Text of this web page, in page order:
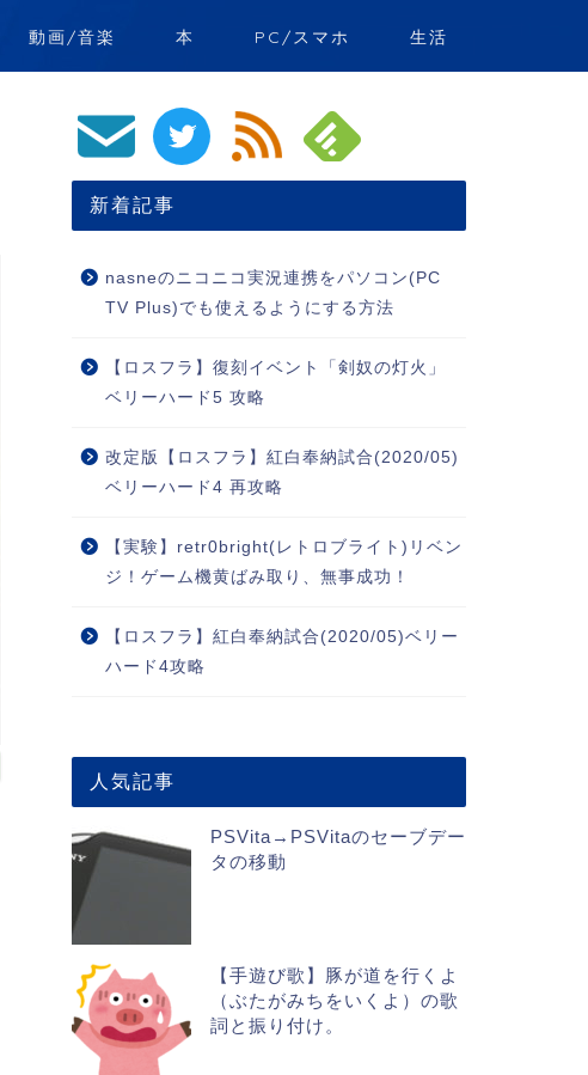
動画/音楽 本 PC/スマホ 生活
新着記事
nasneのニコニコ実況連携をパソコン(PC
TV Plus)でも使えるようにする方法
【ロスフラ】復刻イベント「剣奴の灯火」
ベリーハード5 攻略
改定版【ロスフラ】紅白奉納試合(2020/05)
ベリーハード4 再攻略
【実験】retr0bright(レトロブライト)リベン
ジ！ゲーム機黄ばみ取り、無事成功！
【ロスフラ】紅白奉納試合(2020/05)ベリー
ハード4攻略
人気記事
PSVita→PSVitaのセーブデー
タの移動
【手遊び歌】豚が道を行くよ
（ぶたがみちをいくよ）の歌
詞と振り付け。